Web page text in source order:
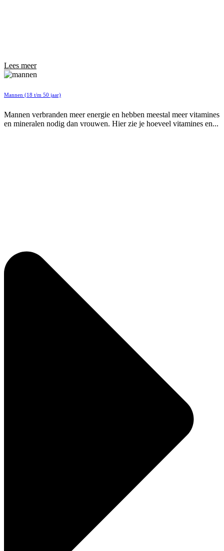
Lees meer
Mannen (18 t/m 50 jaar)
Mannen verbranden meer energie en hebben meestal meer vitamines
en mineralen nodig dan vrouwen. Hier zie je hoeveel vitamines en...